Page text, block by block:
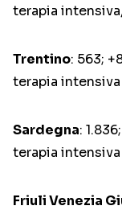
terapia
Trentino: 563;
terapia intensiva
Sardegna:
terapia intensiva
Friuli Venezia